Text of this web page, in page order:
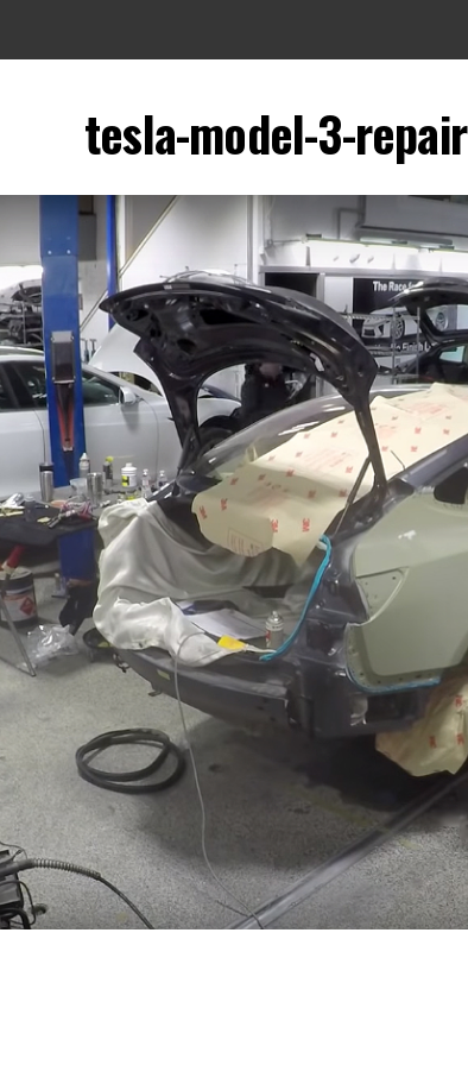
tesla-model-3-repair